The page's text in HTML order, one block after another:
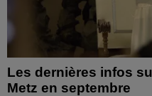
Les dernières infos
Metz en septembre